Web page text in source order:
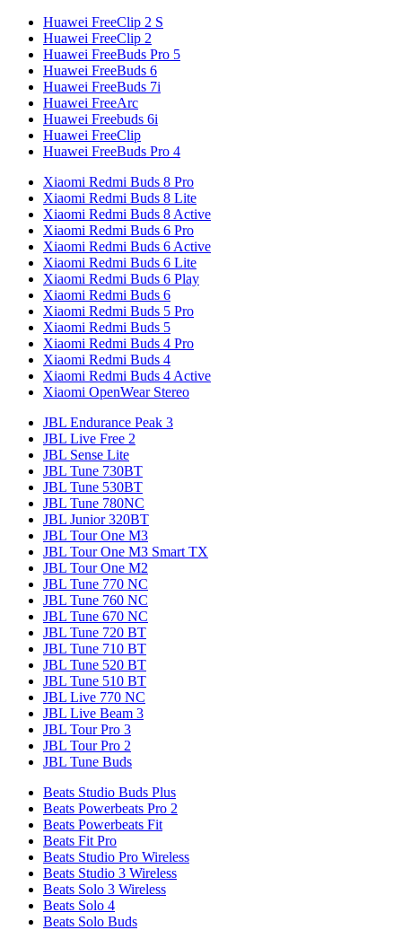
Huawei FreeClip 2 S
Huawei FreeClip 2
Huawei FreeBuds Pro 5
Huawei FreeBuds 6
Huawei FreeBuds 7i
Huawei FreeArc
Huawei Freebuds 6i
Huawei FreeClip
Huawei FreeBuds Pro 4
Xiaomi Redmi Buds 8 Pro
Xiaomi Redmi Buds 8 Lite
Xiaomi Redmi Buds 8 Active
Xiaomi Redmi Buds 6 Pro
Xiaomi Redmi Buds 6 Active
Xiaomi Redmi Buds 6 Lite
Xiaomi Redmi Buds 6 Play
Xiaomi Redmi Buds 6
Xiaomi Redmi Buds 5 Pro
Xiaomi Redmi Buds 5
Xiaomi Redmi Buds 4 Pro
Xiaomi Redmi Buds 4
Xiaomi Redmi Buds 4 Active
Xiaomi OpenWear Stereo
JBL Endurance Peak 3
JBL Live Free 2
JBL Sense Lite
JBL Tune 730BT
JBL Tune 530BT
JBL Tune 780NC
JBL Junior 320BT
JBL Tour One M3
JBL Tour One M3 Smart TX
JBL Tour One M2
JBL Tune 770 NC
JBL Tune 760 NC
JBL Tune 670 NC
JBL Tune 720 BT
JBL Tune 710 BT
JBL Tune 520 BT
JBL Tune 510 BT
JBL Live 770 NC
JBL Live Beam 3
JBL Tour Pro 3
JBL Tour Pro 2
JBL Tune Buds
Beats Studio Buds Plus
Beats Powerbeats Pro 2
Beats Powerbeats Fit
Beats Fit Pro
Beats Studio Pro Wireless
Beats Studio 3 Wireless
Beats Solo 3 Wireless
Beats Solo 4
Beats Solo Buds